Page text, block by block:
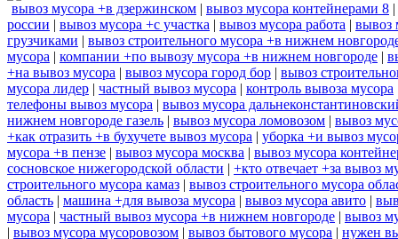
вывоз мусора +в дзержинском | вывоз мусора контейнерами 8 |
россии | вывоз мусора +с участка | вывоз мусора работа | вывоз
грузчиками | вывоз строительного мусора +в нижнем
мусора | компании +по вывозу мусора +в нижнем новгороде |
+на вывоз мусора | вывоз мусора город бор | вывоз
мусора лидер | частный вывоз мусора | контроль вывоза мусора
телефоны вывоз мусора | вывоз мусора
нижнем новгороде газель | вывоз мусора ломовозом | вывоз
+как отразить +в бухучете вывоз мусора | уборка +и вывоз
мусора +в пензе | вывоз мусора москва | вывоз мусора
сосновское нижегородской области | +кто отвечает +за вывоз
строительного мусора камаз | вывоз строительного мусора
область | машина +для вывоза мусора | вывоз мусора авито |
мусора | частный вывоз мусора +в нижнем новгороде | вывоз
| вывоз мусора мусоровозом | вывоз бытового мусора | нужен